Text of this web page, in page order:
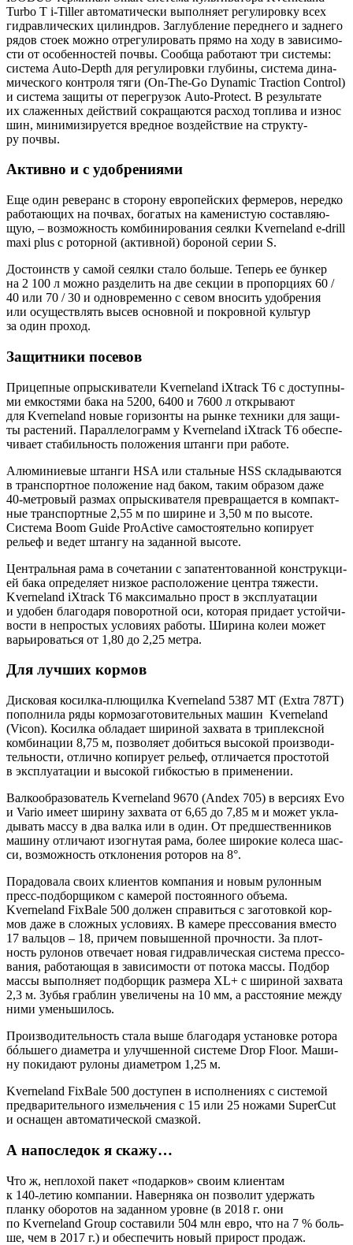
Turbo T i‑Tiller авто­ма­ти­че­ски выпол­ня­ет регу­ли­ров­ку всех
гид­рав­ли­че­ских цилин­дров. Заглуб­ле­ние перед­не­го и зад­не­го
рядов сто­ек мож­но отре­гу­ли­ро­вать пря­мо на ходу в зави­си­мо­
сти от осо­бен­но­стей поч­вы. Сооб­ща рабо­та­ют три систе­мы:
систе­ма Auto‑Depth для регу­ли­ров­ки глу­би­ны, систе­ма дина­
ми­че­ско­го кон­тро­ля тяги (On‑The‑Go Dynamic Traction Control)
и систе­ма защи­ты от пере­гру­зок Auto‑Protect. В резуль­та­те
их сла­жен­ных дей­ствий сокра­ща­ют­ся рас­ход топ­ли­ва и износ
шин, мини­ми­зи­ру­ет­ся вред­ное воз­дей­ствие на струк­ту­
ру почвы.
Активно и с удобрениями
Еще один реве­ранс в сто­ро­ну евро­пей­ских фер­ме­ров, неред­ко
рабо­та­ю­щих на поч­вах, бога­тых на каме­ни­стую состав­ля­ю­
щую, – воз­мож­ность ком­би­ни­ро­ва­ния сеял­ки Kverneland e‑drill
maxi plus с ротор­ной (актив­ной) боро­ной серии S.
Досто­инств у самой сеял­ки ста­ло боль­ше. Теперь ее бун­кер
на 2 100 л мож­но раз­де­лить на две сек­ции в про­пор­ци­ях 60 /
40 или 70 / 30 и одно­вре­мен­но с севом вно­сить удоб­ре­ния
или осу­ществ­лять высев основ­ной и покров­ной куль­тур
за один проход.
Защитники посевов
При­цеп­ные опрыс­ки­ва­те­ли Kverneland iXtrack T6 с доступ­ны­
ми емко­стя­ми бака на 5200, 6400 и 7600 л откры­ва­ют
для Kverneland новые гори­зон­ты на рын­ке тех­ни­ки для защи­
ты рас­те­ний. Парал­ле­ло­грамм у Kverneland iXtrack T6 обес­пе­
чи­ва­ет ста­биль­ность поло­же­ния штан­ги при работе.
Алю­ми­ни­е­вые штан­ги HSA или сталь­ные HSS скла­ды­ва­ют­ся
в транс­порт­ное поло­же­ние над баком, таким обра­зом даже
40‑метровый раз­мах опрыс­ки­ва­те­ля пре­вра­ща­ет­ся в ком­пакт­
ные транс­порт­ные 2,55 м по ширине и 3,50 м по высо­те.
Систе­ма Boom Guide ProActive само­сто­я­тель­но копи­ру­ет
рельеф и ведет штан­гу на задан­ной высоте.
Цен­траль­ная рама в соче­та­нии с запа­тен­то­ван­ной кон­струк­ци­
ей бака опре­де­ля­ет низ­кое рас­по­ло­же­ние цен­тра тяже­сти.
Kverneland iXtrack T6 мак­си­маль­но прост в экс­плу­а­та­ции
и удо­бен бла­го­да­ря пово­рот­ной оси, кото­рая при­да­ет устой­чи­
во­сти в непро­стых усло­ви­ях рабо­ты. Шири­на колеи может
варьи­ро­вать­ся от 1,80 до 2,25 метра.
Для лучших кормов
Дис­ко­вая косилка‑плющилка Kverneland 5387 МТ (Extra 787T)
попол­ни­ла ряды кор­мо­за­го­то­ви­тель­ных машин Kverneland
(Vicon). Косил­ка обла­да­ет шири­ной захва­та в три­плекс­ной
ком­би­на­ции 8,75 м, поз­во­ля­ет добить­ся высо­кой про­из­во­ди­
тель­но­сти, отлич­но копи­ру­ет рельеф, отли­ча­ет­ся про­сто­той
в экс­плу­а­та­ции и высо­кой гиб­ко­стью в применении.
Вал­ко­об­ра­зо­ва­тель Kverneland 9670 (Andex 705) в вер­си­ях Evo
и Vario име­ет шири­ну захва­та от 6,65 до 7,85 м и может укла­
ды­вать мас­су в два вал­ка или в один. От пред­ше­ствен­ни­ков
маши­ну отли­ча­ют изо­гну­тая рама, более широ­кие коле­са шас­
си, воз­мож­ность откло­не­ния рото­ров на 8°.
Пора­до­ва­ла сво­их кли­ен­тов ком­па­ния и новым рулон­ным
пресс‑подборщиком с каме­рой посто­ян­но­го объ­е­ма.
Kverneland FixBale 500 дол­жен спра­вить­ся с заго­тов­кой кор­
мов даже в слож­ных усло­ви­ях. В каме­ре прес­со­ва­ния вме­сто
17 валь­цов – 18, при­чем повы­шен­ной проч­но­сти. За плот­
ность руло­нов отве­ча­ет новая гид­рав­ли­че­ская систе­ма прес­со­
ва­ния, рабо­та­ю­щая в зави­си­мо­сти от пото­ка мас­сы. Под­бор
мас­сы выпол­ня­ет под­бор­щик раз­ме­ра XL+ с шири­ной захва­та
2,3 м. Зубья граб­лин уве­ли­че­ны на 10 мм, а рас­сто­я­ние меж­ду
ними уменьшилось.
Про­из­во­ди­тель­ность ста­ла выше бла­го­да­ря уста­нов­ке рото­ра
бóль­ше­го диа­мет­ра и улуч­шен­ной систе­ме Drop Floor. Маши­
ну поки­да­ют руло­ны диа­мет­ром 1,25 м.
Kverneland FixBale 500 досту­пен в испол­не­ни­ях с систе­мой
пред­ва­ри­тель­но­го измель­че­ния с 15 или 25 ножа­ми SuperCut
и осна­щен авто­ма­ти­че­ской смазкой.
А напоследок я скажу…
Что ж, непло­хой пакет «подар­ков» сво­им кли­ен­там
к 140‑летию ком­па­нии. Навер­ня­ка он поз­во­лит удер­жать
план­ку обо­ро­тов на задан­ном уровне (в 2018 г. они
по Kverneland Group соста­ви­ли 504 млн евро, что на 7 % боль­
ше, чем в 2017 г.) и обес­пе­чить новый при­рост продаж.